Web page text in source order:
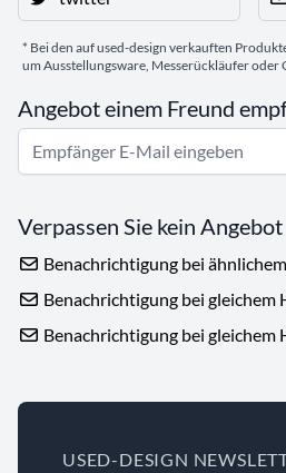
* Bei den auf used-design verkauften
um Ausstellungsware, Messerückläufer oder
Angebot einem Freund
Verpassen Sie kein Angebot
Benachrichtigung bei
Benachrichtigung bei gleichem
Benachrichtigung bei gleichem
USED-DESIGN